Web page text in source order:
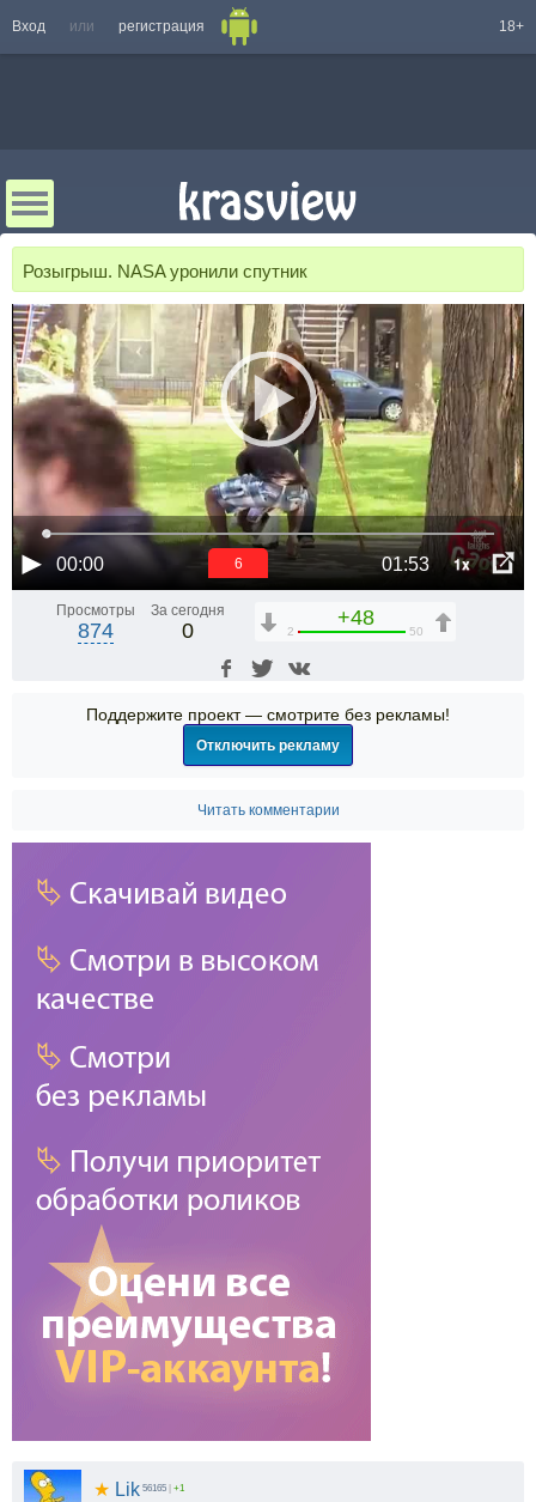
Вход или регистрация 18+
Розыгрыш. NASA уронили спутник
00:00 01:53 1x
6
Просмотры
874
За сегодня
0
+48
2 50
Поддержите проект — смотрите без рекламы!
Отключить рекламу
Читать комментарии
★ Lik 56165 +1